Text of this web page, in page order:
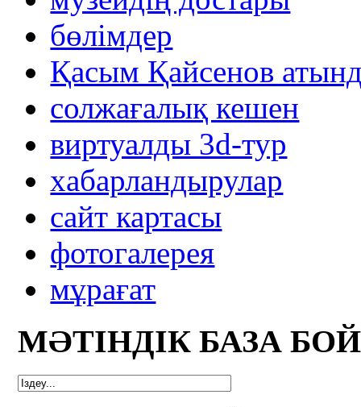
бөлімдер
Қасым Қайсенов
солжағалық кешен
виртуалды 3d-тур
xабарландырулар
сайт картасы
фотогалерея
мұрағат
МӘТІНДІК БАЗА